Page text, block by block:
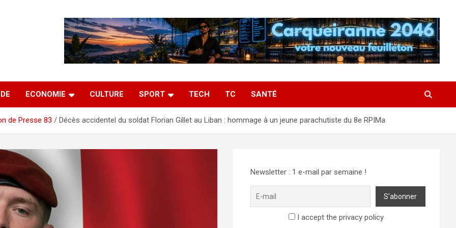
ECONOMIE CULTURE SPORT TECH TC SANTÉ
de Presse 83 Décès accidentel du soldat Florian Gillet au Liban : hommage à un jeune parachutiste du 8e RPIMa
Newsletter : 1 e-mail par semaine !
I accept the privacy policy